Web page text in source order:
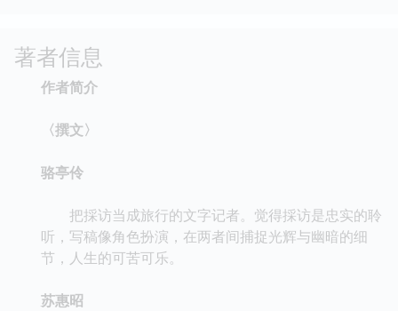
著者信息
作者简介
〈撰文〉
骆亭伶
把採访当成旅行的文字记者。觉得採访是忠实的聆
听，写稿像角色扮演，在两者间捕捉光辉与幽暗的细
节，人生的可苦可乐。
苏惠昭